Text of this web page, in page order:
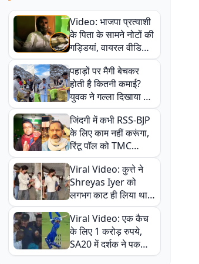
Video: भाजपा प्रत्याशी
के पिता के सामने नोटों की
गड्डियां, वायरल वीडियो
से राजनीति में उबाल,
अजित महतो बोले- TMC
की गंदी चाल
पहाड़ों पर मैगी बेचकर
होती है कितनी कमाई?
युवक ने गल्ला दिखाया तो
नौकरी वालों के खड़े हो गए
कान
जिंदगी में कभी RSS-BJP
के लिए काम नहीं करूंगा,
रिंटू पॉल को TMC
ऑफिस में ले जाकर पीटा,
Video वायरल
Viral Video: कुत्ते ने
Shreyas Iyer को
लगभग काट ही लिया था,
न्यूजीलैंड सीरीज से पहले
बाल-बाल बचे
Viral Video: एक कैच
के लिए 1 करोड़ रुपये,
SA20 में दर्शक ने पकड़ा
एक हाथ से गजब का कैच